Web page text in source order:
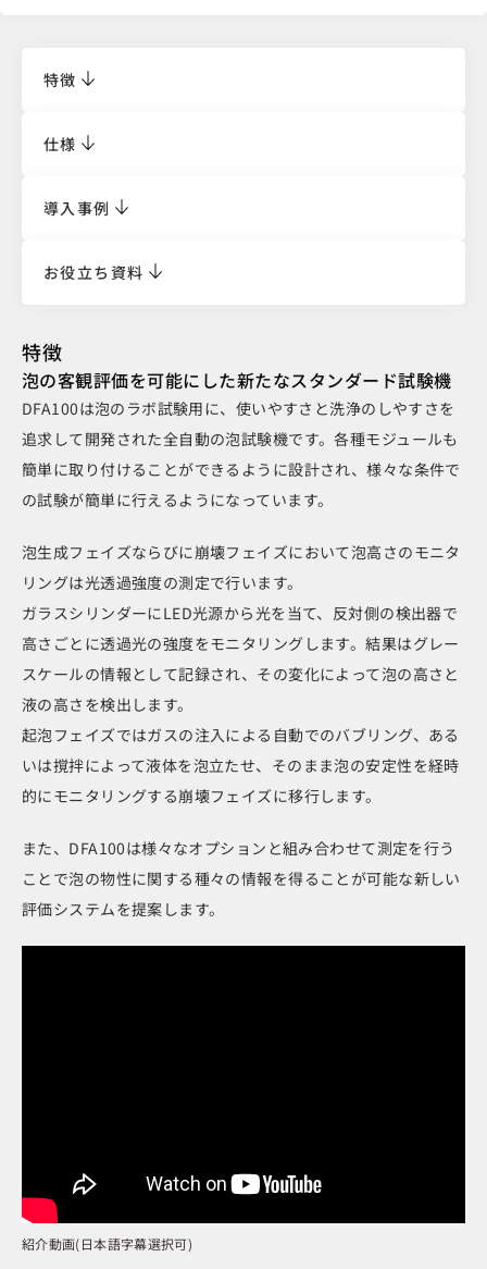
特徴
仕様
導入事例
お役立ち資料
特徴
泡の客観評価を可能にした新たなスタンダード試験機
DFA100は泡のラボ試験用に、使いやすさと洗浄のしやすさを
追求して開発された全自動の泡試験機です。各種モジュールも
簡単に取り付けることができるように設計され、様々な条件で
の試験が簡単に行えるようになっています。
泡生成フェイズならびに崩壊フェイズにおいて泡高さのモニタ
リングは光透過強度の測定で行います。
ガラスシリンダーにLED光源から光を当て、反対側の検出器で
高さごとに透過光の強度をモニタリングします。結果はグレー
スケールの情報として記録され、その変化によって泡の高さと
液の高さを検出します。
起泡フェイズではガスの注入による自動でのバブリング、ある
いは撹拌によって液体を泡立たせ、そのまま泡の安定性を経時
的にモニタリングする崩壊フェイズに移行します。
また、DFA100は様々なオプションと組み合わせて測定を行う
ことで泡の物性に関する種々の情報を得ることが可能な新しい
評価システムを提案します。
紹介動画(日本語字幕選択可)